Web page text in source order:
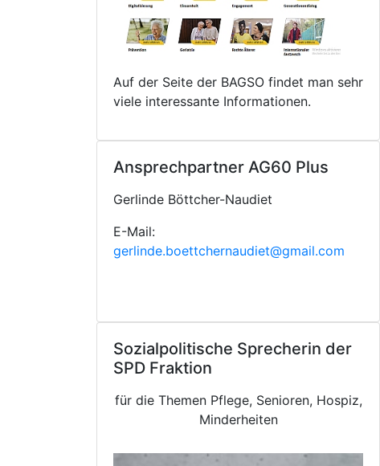
Auf der Seite der BAGSO findet man sehr
viele interessante Informationen.
Ansprechpartner AG60 Plus
Gerlinde Böttcher-Naudiet
E-Mail:
gerlinde.boettchernaudiet@gmail.com
Sozialpolitische Sprecherin der
SPD Fraktion
für die Themen Pflege, Senioren, Hospiz,
Minderheiten